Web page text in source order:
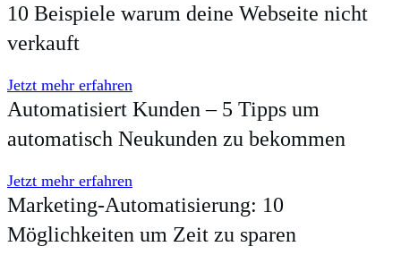
10 Beispiele warum deine Webseite nicht
verkauft
Jetzt mehr erfahren
Automatisiert Kunden – 5 Tipps um
automatisch Neukunden zu bekommen
Jetzt mehr erfahren
Marketing-Automatisierung: 10
Möglichkeiten um Zeit zu sparen